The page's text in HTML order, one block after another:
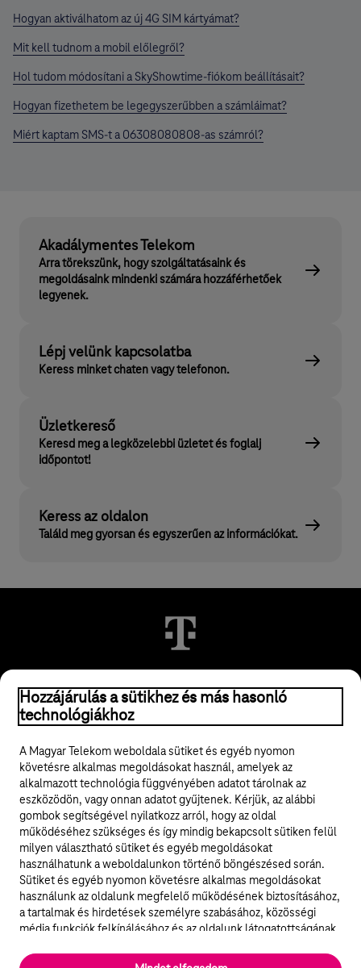
Hogyan aktiválhatom az új 4G SIM kártyámat?
Mit kell tudnom a mobil előlegről?
Hol tudom módosítani a SkyShowtime-fiókom beállításait?
Hogyan fizethetem be legegyszerűbben a számláimat?
Miért kaptam SMS-t a 06308080808-as számról?
Akadálymentes Telekom
Arra törekszünk, hogy szolgáltatásaink és
megoldásaink mindenki számára hozzáférhetőek
legyenek.
Lépj velünk kapcsolatba
Keress minket chaten vagy telefonon.
Üzletkereső
Keresd meg a legközelebbi üzletet és foglalj
időpontot!
Keress az oldalon
Találd meg gyorsan és egyszerűen az információkat.
© 2026 Magyar Telekom Nyrt.
ÁSZF
Adatvédelem
Felhívások
Közösségi média
Cookie beállítások
Hozzájárulás a sütikhez és más hasonló
technológiákhoz
A Magyar Telekom weboldala sütiket és egyéb nyomon
követésre alkalmas megoldásokat használ, amelyek az
alkalmazott technológia függvényében adatot tárolnak az
eszközödön, vagy onnan adatot gyűjtenek. Kérjük, az alábbi
gombok segítségével nyilatkozz arról, hogy az oldal
működéséhez szükséges és így mindig bekapcsolt sütiken felül
milyen választható sütiket és egyéb megoldásokat
használhatunk a weboldalunkon történő böngészésed során.
Sütiket és egyéb nyomon követésre alkalmas megoldásokat
használunk az oldalunk megfelelő működésének biztosításához,
a tartalmak és hirdetések személyre szabásához, közösségi
média funkciók felkínálásához és az oldalunk látogatottságának
elengedhetetlenek a weboldal működéséhez és nem lehet